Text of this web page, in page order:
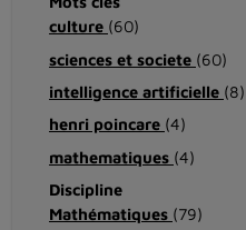
culture (60)
sciences et societe (60)
intelligence artificielle (8)
henri poincare (4)
mathematiques (4)
Discipline
Mathématiques (79)